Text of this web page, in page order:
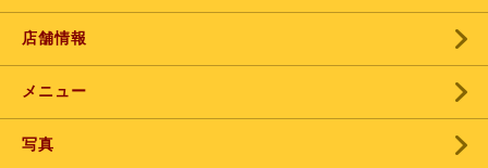
店舗情報
メニュー
写真